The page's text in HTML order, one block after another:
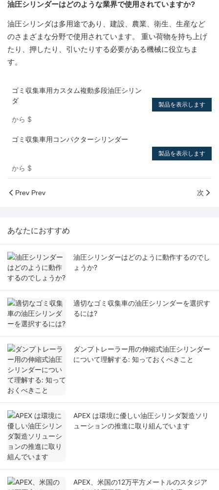
油圧シリンダーはどのような業界で使用されていますか?
油圧シリンダは多用途であり、建設、農業、衛生、生産など
のさまざまな分野で使用されています。 重い荷物を持ち上げ
たり、押したり、引いたりする必要がある機械に役立ちま
す。
ゴミ収集車用カスタム複動多段油圧シリン
ダ
から $
製品を表示します
ゴミ収集車用コンパクターシリンダー
から $
製品を表示します
Prev Prev 次
あなたにおすすめ
油圧シリンダーはどのように動作するのでし
ょうか?
適切なゴミ収集車の油圧シリンダーを選択す
るには?
ダンプトレーラー用の伸縮式油圧シリンダー
について理解する: 知っておくべきこと
APEX は環境に優しい油圧シリンダ製造ソリ
ューションの推進に取り組んでいます
APEX、米国の12万平方メートルのスタジア